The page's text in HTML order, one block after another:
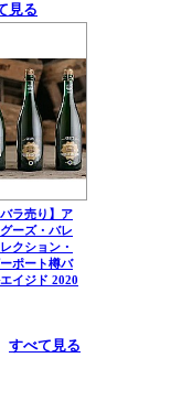
見る
ラ売り】ア
ーズ・バレ
クション・
ポート樽バ
イジド 2020
すべて見る